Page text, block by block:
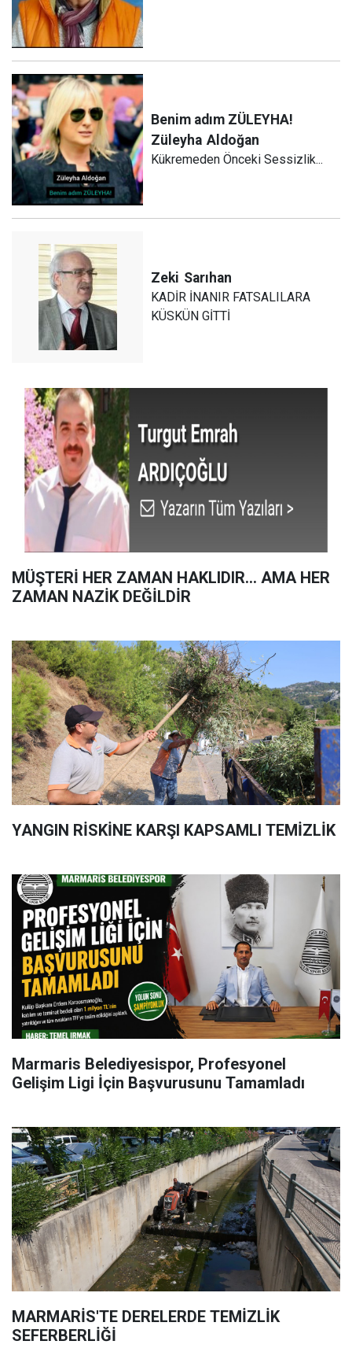
Benim adım ZÜLEYHA!
Züleyha Aldoğan
Kükremeden Önceki Sessizlik...
Zeki Sarıhan
KADİR İNANIR FATSALILARA
KÜSKÜN GİTTİ
MÜŞTERİ HER ZAMAN HAKLIDIR… AMA HER
ZAMAN NAZİK DEĞİLDİR
YANGIN RİSKİNE KARŞI KAPSAMLI TEMİZLİK
Marmaris Belediyesispor, Profesyonel
Gelişim Ligi İçin Başvurusunu Tamamladı
MARMARİS'TE DERELERDE TEMİZLİK
SEFERBERLİĞİ